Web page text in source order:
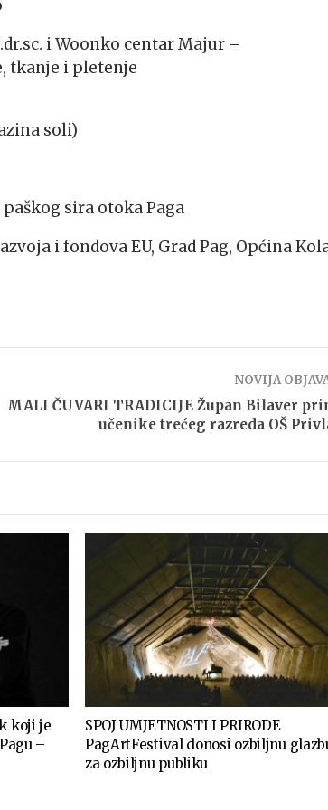
i Woonko centar Majur –
tkanje i pletenje
soli)
sira otoka Paga
i fondova EU, Grad Pag, Općina
NOVIJA
MALI ČUVARI TRADICIJE Župan Bilaver
učenike trećeg razreda OŠ
koji je
–
SPOJ UMJETNOSTI I PRIRODE
PagArtFestival donosi ozbiljnu
za ozbiljnu publiku